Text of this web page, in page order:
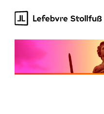
springen